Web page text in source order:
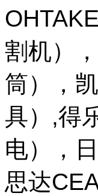
割机）
筒），
具）,得
电），
思达